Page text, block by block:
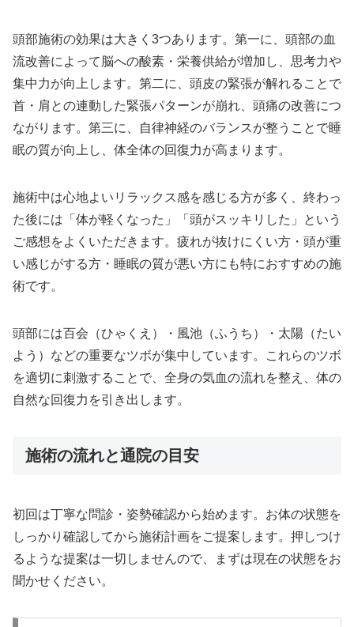
頭部施術の効果は大きく3つあります。第一に、頭部の血
流改善によって脳への酸素・栄養供給が増加し、思考力や
集中力が向上します。第二に、頭皮の緊張が解れることで
首・肩との連動した緊張パターンが崩れ、頭痛の改善につ
ながります。第三に、自律神経のバランスが整うことで睡
眠の質が向上し、体全体の回復力が高まります。
施術中は心地よいリラックス感を感じる方が多く、終わっ
た後には「体が軽くなった」「頭がスッキリした」という
ご感想をよくいただきます。疲れが抜けにくい方・頭が重
い感じがする方・睡眠の質が悪い方にも特におすすめの施
術です。
頭部には百会（ひゃくえ）・風池（ふうち）・太陽（たい
よう）などの重要なツボが集中しています。これらのツボ
を適切に刺激することで、全身の気血の流れを整え、体の
自然な回復力を引き出します。
施術の流れと通院の目安
初回は丁寧な問診・姿勢確認から始めます。お体の状態を
しっかり確認してから施術計画をご提案します。押しつけ
るような提案は一切しませんので、まずは現在の状態をお
聞かせください。